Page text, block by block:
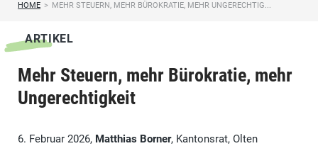
HOME > MEHR STEUERN, MEHR BÜROKRATIE, MEHR UNGERECHTIG...
ARTIKEL
Mehr Steuern, mehr Bürokratie, mehr
Ungerechtigkeit
6. Februar 2026, Matthias Borner, Kantonsrat, Olten